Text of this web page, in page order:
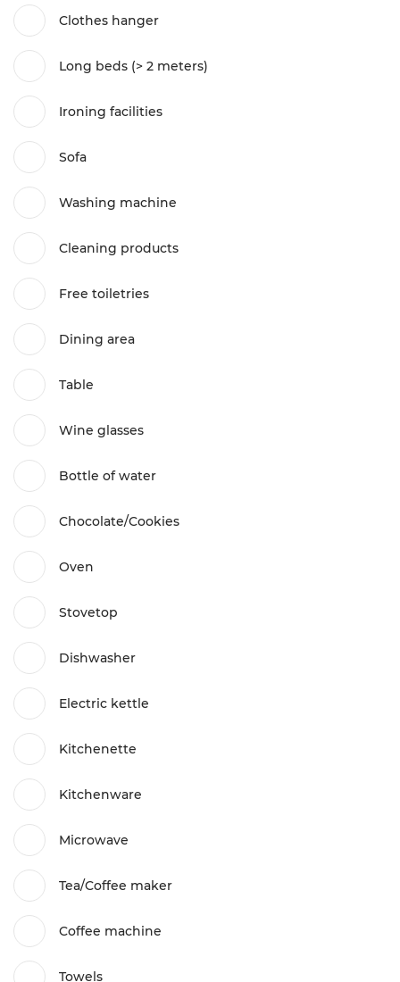
Clothes hanger
Long beds (> 2 meters)
Ironing facilities
Sofa
Washing machine
Cleaning products
Free toiletries
Dining area
Table
Wine glasses
Bottle of water
Chocolate/Cookies
Oven
Stovetop
Dishwasher
Electric kettle
Kitchenette
Kitchenware
Microwave
Tea/Coffee maker
Coffee machine
Towels